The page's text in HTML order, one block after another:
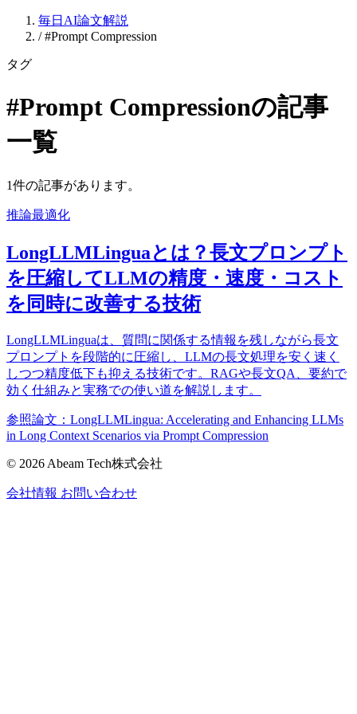
毎日AI論文解説
/ #Prompt Compression
タグ
#Prompt Compressionの記事
一覧
1件の記事があります。
推論最適化
LongLLMLinguaとは？長文プロンプト
を圧縮してLLMの精度・速度・コスト
を同時に改善する技術
LongLLMLinguaは、質問に関係する情報を残しながら長文
プロンプトを段階的に圧縮し、LLMの長文処理を安く速く
しつつ精度低下も抑える技術です。RAGや長文QA、要約で
効く仕組みと実務での使い道を解説します。
参照論文：LongLLMLingua: Accelerating and Enhancing LLMs
in Long Context Scenarios via Prompt Compression
© 2026 Abeam Tech株式会社
会社情報 お問い合わせ